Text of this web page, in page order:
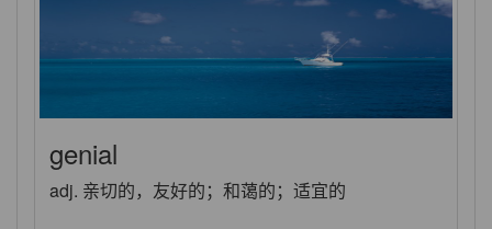
genial
adj. 亲切的，友好的；和蔼的；适宜的